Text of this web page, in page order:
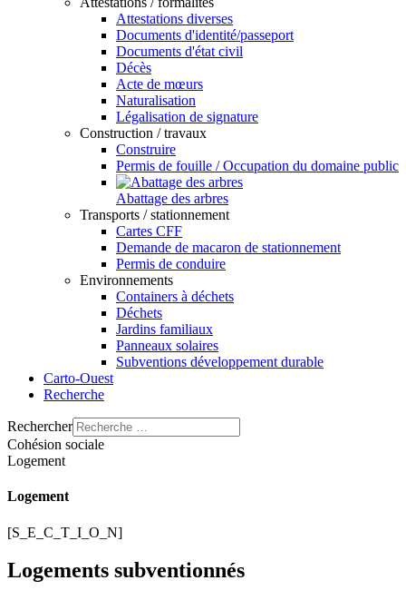
Attestations diverses
Documents d'identité/passeport
Documents d'état civil
Décès
Acte de mœurs
Naturalisation
Légalisation de signature
Construction / travaux
Construire
Permis de fouille / Occupation du domaine public
Abattage des arbres
Transports / stationnement
Cartes CFF
Demande de macaron de stationnement
Permis de conduire
Environnements
Containers à déchets
Déchets
Jardins familiaux
Panneaux solaires
Subventions développement durable
Carto-Ouest
Recherche
Rechercher
Cohésion sociale
Logement
Logement
[S_E_C_T_I_O_N]
Logements subventionnés